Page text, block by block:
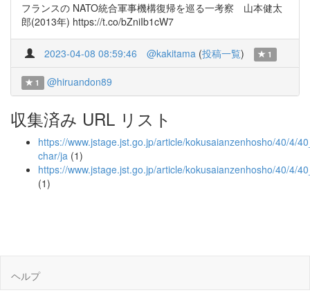
フランスの NATO統合軍事機構復帰を巡る一考察 山本健太
郎(2013年) https://t.co/bZniIb1cW7
2023-04-08 08:59:46 @kakitama (投稿一覧) 1
1 @hiruandon89
収集済み URL リスト
https://www.jstage.jst.go.jp/article/kokusaianzenhosho/40/4/
char/ja (1)
https://www.jstage.jst.go.jp/article/kokusaianzenhosho/40/4/
(1)
ヘルプ